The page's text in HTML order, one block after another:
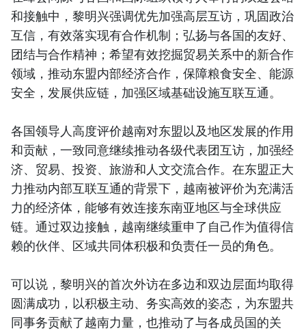
和接触中，黎明兴强调优先加强高层互访，巩固政治
互信，有效落实现有合作机制；弘扬与各国的友好、
团结与合作精神；希望有效挖掘贸易关系中的新合作
领域，推动东盟内部经济合作，保障粮食安全、能源
安全，发展供应链，加强区域基础设施互联互通。
各国领导人高度评价越南对东盟以及地区发展的作用
和贡献，一致同意继续推动各级代表团互访，加强经
济、贸易、投资、旅游和人文交流合作。在东盟正大
力推动内部互联互通的背景下，越南被评价为充满活
力的经济体，能够有效连接东南亚地区与全球供应
链。通过双边接触，越南继续重申了自己作为值得信
赖的伙伴、区域共同体积极和负责任一员的角色。
可以说，黎明兴的首次外访在多边和双边层面均取得
圆满成功，以积极主动、务实高效的姿态，为东盟共
同事务贡献了越南力量，也推动了与各成员国的关